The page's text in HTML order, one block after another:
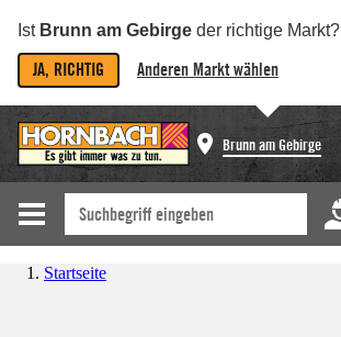
Ist Brunn am Gebirge der richtige Markt?
JA, RICHTIG Anderen Markt wählen
Brunn am Gebirge
Startseite